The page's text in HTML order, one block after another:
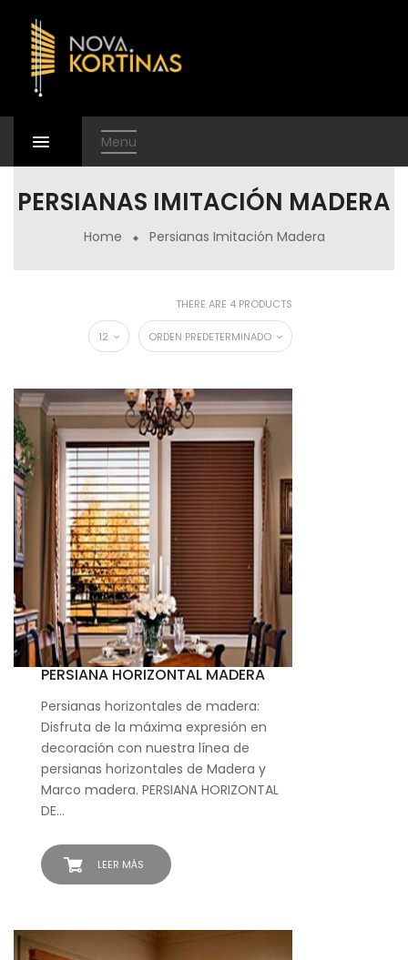
Menu
PERSIANAS IMITACIÓN MADERA
Home Persianas Imitación Madera
THERE ARE 4 PRODUCTS
ORDEN PREDETERMINADO
12
LEER MÁS
PERSIANA HORIZONTAL MADERA
Persianas horizontales de madera:
Disfruta de la máxima expresión en
decoración con nuestra línea de
persianas horizontales de Madera y
Marco madera. PERSIANA HORIZONTAL
DE…